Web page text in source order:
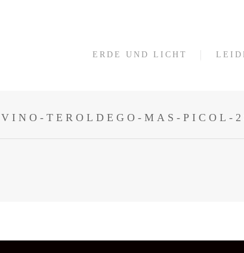
ERDE UND LICHT
TEROLDEGO-MAS-PICOL-